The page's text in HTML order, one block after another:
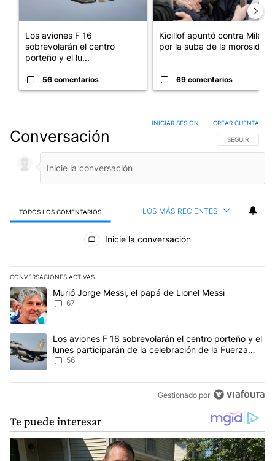
Los aviones F 16
sobrevolarán el centro
porteño y el lu...
56 comentarios
Kicillof apuntó contra Milei
por la suba de la morosida...
69 comentarios
Conversación SIGA ESTA
SEGUIR
INICIAR SESIÓN CREAR CUENTA
TODOS LOS COMENTARIOS LOS MÁS RECIENTES
Todos los comentarios
Inicie la conversación
CONVERSACIONES ACTIVAS
Este listado muestra los artículos con más comentarios en los
Un artículo de tendencia con el título "Murió Jorge Messi, el
Murió Jorge Messi, el papá de Lionel Messi
67
Un artículo de tendencia con el título "Los aviones F 16
Los aviones F 16 sobrevolarán el centro porteño y el
lunes participarán de la celebración de la Fuerza
Aérea
56
Gestionado por